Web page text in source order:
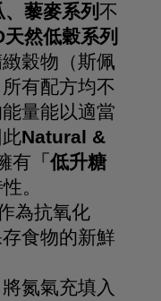
、藜麥系列不
天然低穀系列
穀物（斯佩
有配方均不
量能以適當
Natural &
有 「低升糖
。
為抗氧化
食物的新鮮
將氮氣充填入